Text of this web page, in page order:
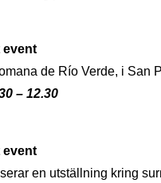
event
de Río Verde, i San
– 12.30
event
en utställning kring